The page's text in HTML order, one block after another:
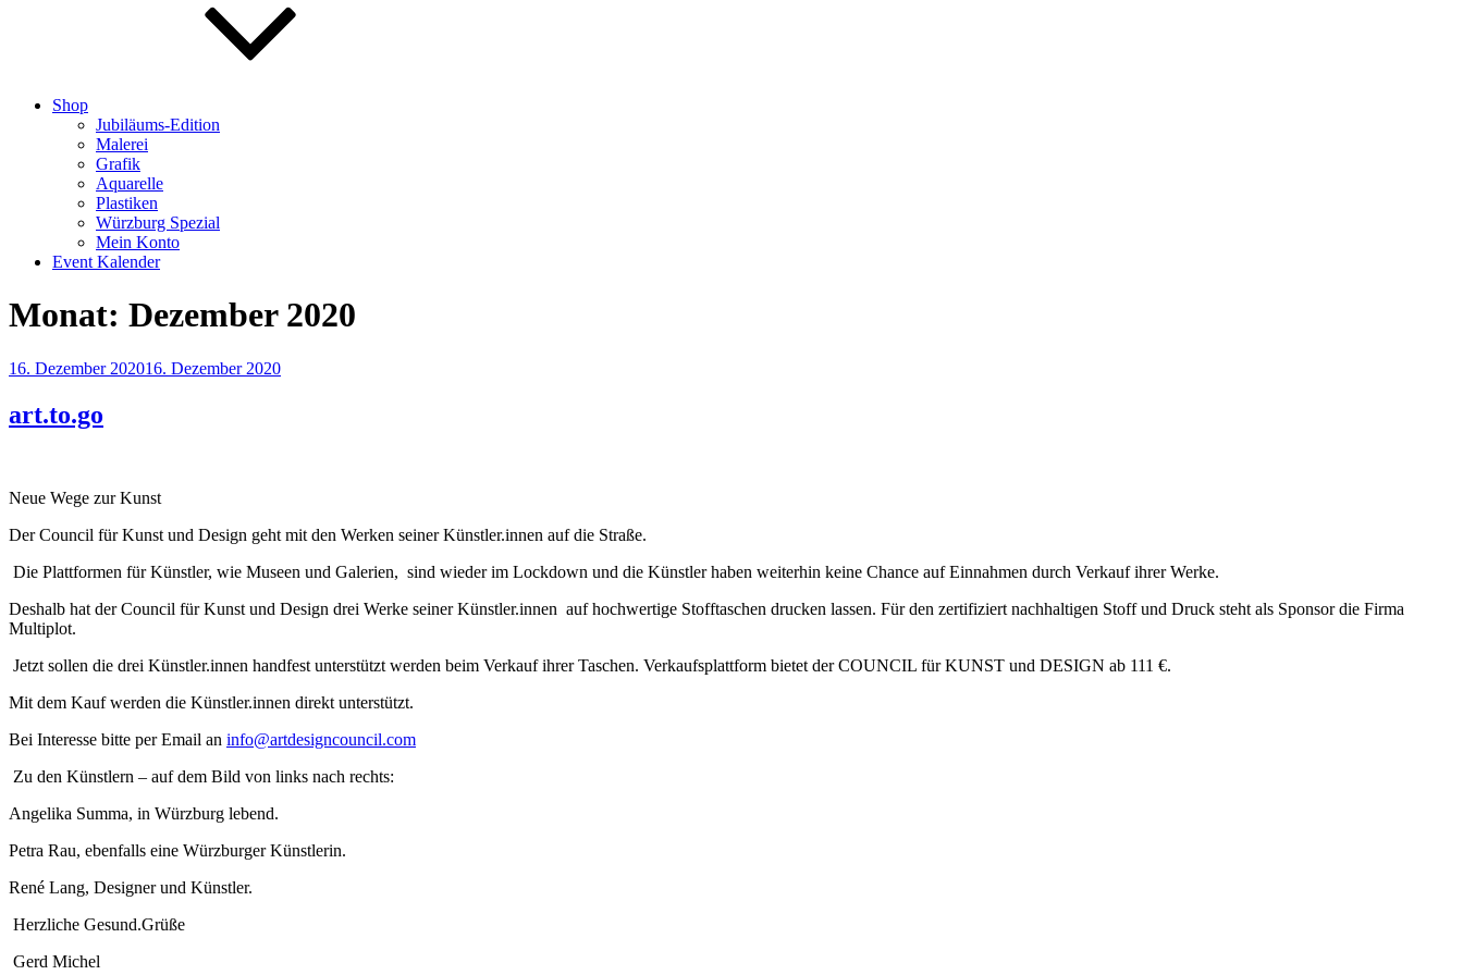
Shop
Jubiläums-Edition
Malerei
Grafik
Aquarelle
Plastiken
Würzburg Spezial
Mein Konto
Event Kalender
Monat: Dezember 2020
Veröffentlicht
16. Dezember 202016. Dezember 2020
art.to.go
Neue Wege zur Kunst
Der Council für Kunst und Design geht mit den Werken seiner Künstler.innen auf die Straße.
Die Plattformen für Künstler, wie Museen und Galerien, sind wieder im Lockdown und die Künstler haben weiterhin keine Chance auf Einnahmen durch Verkauf ihrer Werke.
Deshalb hat der Council für Kunst und Design drei Werke seiner Künstler.innen auf hochwertige Stofftaschen drucken lassen. Für den zertifiziert nachhaltigen Stoff und Druck steht als Sponsor die Firma
Multiplot.
Jetzt sollen die drei Künstler.innen handfest unterstützt werden beim Verkauf ihrer Taschen. Verkaufsplattform bietet der COUNCIL für KUNST und DESIGN ab 111 €.
Mit dem Kauf werden die Künstler.innen direkt unterstützt.
Bei Interesse bitte per Email an info@artdesigncouncil.com
Zu den Künstlern – auf dem Bild von links nach rechts:
Angelika Summa, in Würzburg lebend.
Petra Rau, ebenfalls eine Würzburger Künstlerin.
René Lang, Designer und Künstler.
Herzliche Gesund.Grüße
Gerd Michel